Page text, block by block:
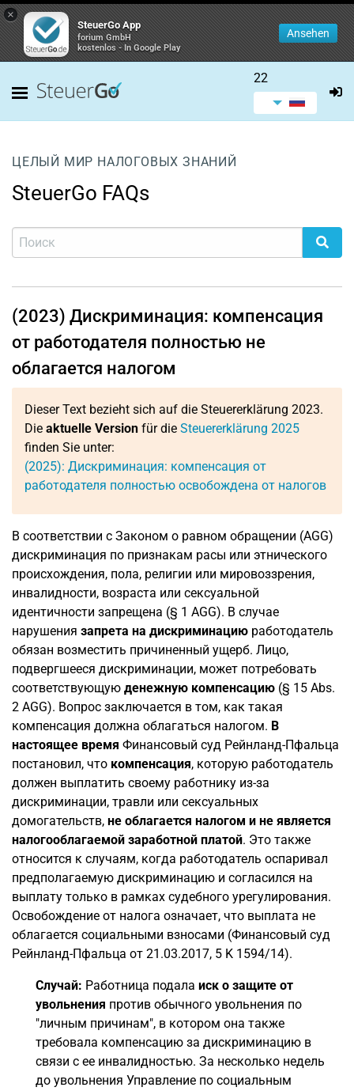
×
SteuerGo App
forium GmbH
kostenlos - In Google Play
Ansehen
22
ЦЕЛЫЙ МИР НАЛОГОВЫХ ЗНАНИЙ
SteuerGo FAQs
(2023) Дискриминация: компенсация
от работодателя полностью не
облагается налогом
Dieser Text bezieht sich auf die Steuererklärung 2023.
Die aktuelle Version für die Steuererklärung 2025
finden Sie unter:
(2025): Дискриминация: компенсация от
работодателя полностью освобождена от налогов
В соответствии с Законом о равном обращении (AGG)
дискриминация по признакам расы или этнического
происхождения, пола, религии или мировоззрения,
инвалидности, возраста или сексуальной
идентичности запрещена (§ 1 AGG). В случае
нарушения запрета на дискриминацию работодатель
обязан возместить причиненный ущерб. Лицо,
подвергшееся дискриминации, может потребовать
соответствующую денежную компенсацию (§ 15 Abs.
2 AGG). Вопрос заключается в том, как такая
компенсация должна облагаться налогом. В
настоящее время Финансовый суд Рейнланд-Пфальца
постановил, что компенсация, которую работодатель
должен выплатить своему работнику из-за
дискриминации, травли или сексуальных
домогательств, не облагается налогом и не является
налогооблагаемой заработной платой. Это также
относится к случаям, когда работодатель оспаривал
предполагаемую дискриминацию и согласился на
выплату только в рамках судебного урегулирования.
Освобождение от налога означает, что выплата не
облагается социальными взносами (Финансовый суд
Рейнланд-Пфальца от 21.03.2017, 5 K 1594/14).
Случай: Работница подала иск о защите от
увольнения против обычного увольнения по
"личным причинам", в котором она также
требовала компенсацию за дискриминацию в
связи с ее инвалидностью. За несколько недель
до увольнения Управление по социальным